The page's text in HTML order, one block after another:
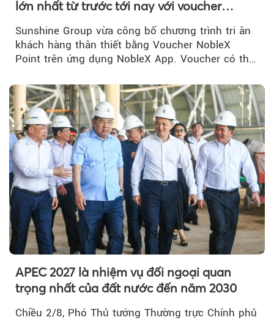
lớn nhất từ trước tới nay với voucher
NobleX Point cho khách hàng thân thiết
Sunshine Group vừa công bố chương trình tri ân
khách hàng thân thiết bằng Voucher NobleX
Point trên ứng dụng NobleX App. Voucher có thể
APEC 2027 là nhiệm vụ đối ngoại quan
trọng nhất của đất nước đến năm 2030
Chiều 2/8, Phó Thủ tướng Thường trực Chính phủ